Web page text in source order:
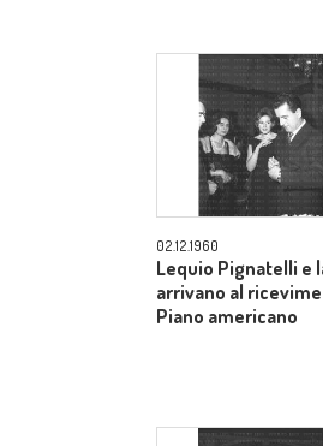
02.12.1960
Lequio Pignatelli e
arrivano al
Piano americano